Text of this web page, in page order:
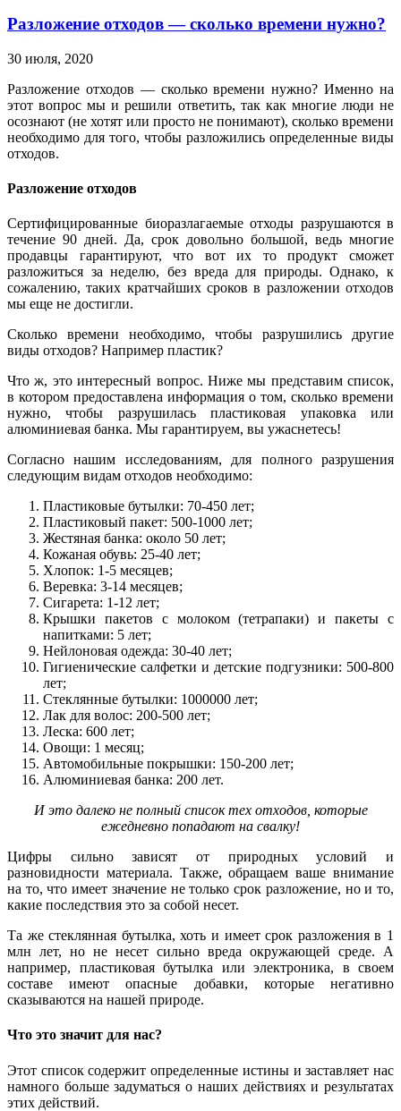
Разложение отходов — сколько времени нужно?
30 июля, 2020
Разложение отходов — сколько времени нужно? Именно на
этот вопрос мы и решили ответить, так как многие люди не
осознают (не хотят или просто не понимают), сколько времени
необходимо для того, чтобы разложились определенные виды
отходов.
Разложение отходов
Сертифицированные биоразлагаемые отходы разрушаются в
течение 90 дней. Да, срок довольно большой, ведь многие
продавцы гарантируют, что вот их то продукт сможет
разложиться за неделю, без вреда для природы. Однако, к
сожалению, таких кратчайших сроков в разложении отходов
мы еще не достигли.
Сколько времени необходимо, чтобы разрушились другие
виды отходов? Например пластик?
Что ж, это интересный вопрос. Ниже мы представим список,
в котором предоставлена информация о том, сколько времени
нужно, чтобы разрушилась пластиковая упаковка или
алюминиевая банка. Мы гарантируем, вы ужаснетесь!
Согласно нашим исследованиям, для полного разрушения
следующим видам отходов необходимо:
Пластиковые бутылки: 70-450 лет;
Пластиковый пакет: 500-1000 лет;
Жестяная банка: около 50 лет;
Кожаная обувь: 25-40 лет;
Хлопок: 1-5 месяцев;
Веревка: 3-14 месяцев;
Сигарета: 1-12 лет;
Крышки пакетов с молоком (тетрапаки) и пакеты с
напитками: 5 лет;
Нейлоновая одежда: 30-40 лет;
Гигиенические салфетки и детские подгузники: 500-800
лет;
Стеклянные бутылки: 1000000 лет;
Лак для волос: 200-500 лет;
Леска: 600 лет;
Овощи: 1 месяц;
Автомобильные покрышки: 150-200 лет;
Алюминиевая банка: 200 лет.
И это далеко не полный список тех отходов, которые
ежедневно попадают на свалку!
Цифры сильно зависят от природных условий и
разновидности материала. Также, обращаем ваше внимание
на то, что имеет значение не только срок разложение, но и то,
какие последствия это за собой несет.
Та же стеклянная бутылка, хоть и имеет срок разложения в 1
млн лет, но не несет сильно вреда окружающей среде. А
например, пластиковая бутылка или электроника, в своем
составе имеют опасные добавки, которые негативно
сказываются на нашей природе.
Что это значит для нас?
Этот список содержит определенные истины и заставляет нас
намного больше задуматься о наших действиях и результатах
этих действий.